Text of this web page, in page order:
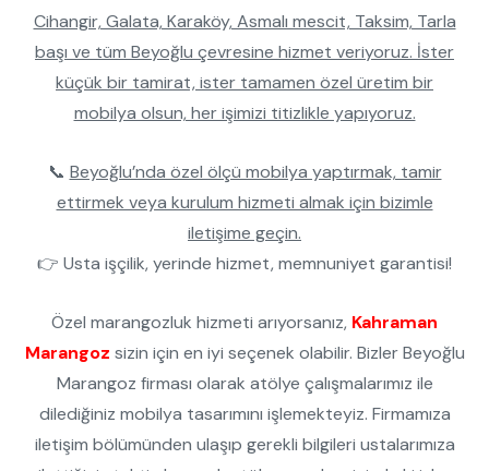
Cihangir, Galata, Karaköy, Asmalı mescit, Taksim, Tarla
başı ve tüm Beyoğlu çevresine hizmet veriyoruz. İster
küçük bir tamirat, ister tamamen özel üretim bir
mobilya olsun, her işimizi titizlikle yapıyoruz.
📞 Beyoğlu’nda özel ölçü mobilya yaptırmak, tamir
ettirmek veya kurulum hizmeti almak için bizimle
iletişime geçin.
👉 Usta işçilik, yerinde hizmet, memnuniyet garantisi!
Özel marangozluk hizmeti arıyorsanız, Kahraman
Marangoz sizin için en iyi seçenek olabilir. Bizler Beyoğlu
Marangoz firması olarak atölye çalışmalarımız ile
dilediğiniz mobilya tasarımını işlemekteyiz. Firmamıza
iletişim bölümünden ulaşıp gerekli bilgileri ustalarımıza